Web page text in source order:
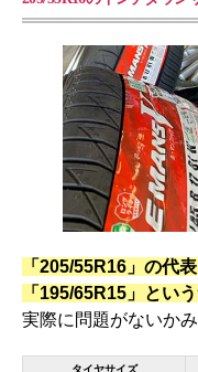
「205/55R16」の代
「195/65R15」とい
実際に問題がないか
タイヤサイズ